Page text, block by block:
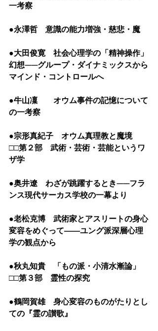
一考察
●永澤哲　意識の能力増強・慈悲・魔
●大田俊寛　社会心理学の「精神操作」
幻想——グループ・ダイナミックスから
マインド・コントロールへ
●牛山凜　　オウム事件の記憶について
の一考察
●宗形真紀子　オウム真理教と魔境
□□第２部　武術・芸術・芸能というワ
ザ学
●奥井遼　わざが跳躍するとき——フラ
ンス現代サーカス学校の一幕より
●老松克博　武術家とアスリートの身心
変容をめぐって――ユング派深層心理
学の観点から
●秋丸知貴　「もの派・小清水漸論」
□□第３部　霊性の探究
●鶴岡賀雄　身心変容のものがたりとし
ての『霊の讃歌』